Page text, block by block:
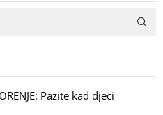
Pazite kad djeci